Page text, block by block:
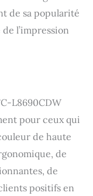
de sa popularité
l’impression
L8690CDW
pour ceux qui
de haute
de
de
positifs en